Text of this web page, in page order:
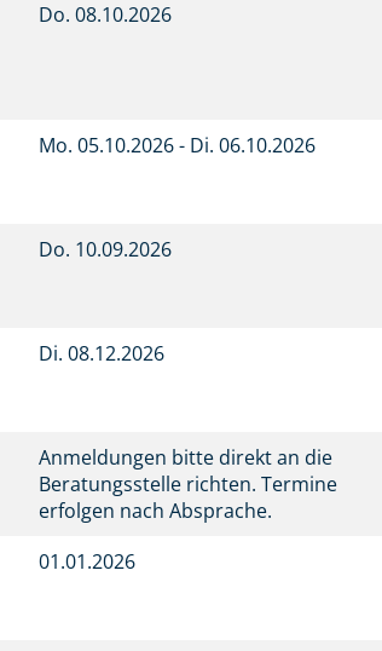
Do. 08.10.2026
Mo. 05.10.2026 - Di. 06.10.2026
Do. 10.09.2026
Di. 08.12.2026
Anmeldungen bitte direkt an die
Beratungsstelle richten. Termine
erfolgen nach Absprache.
01.01.2026